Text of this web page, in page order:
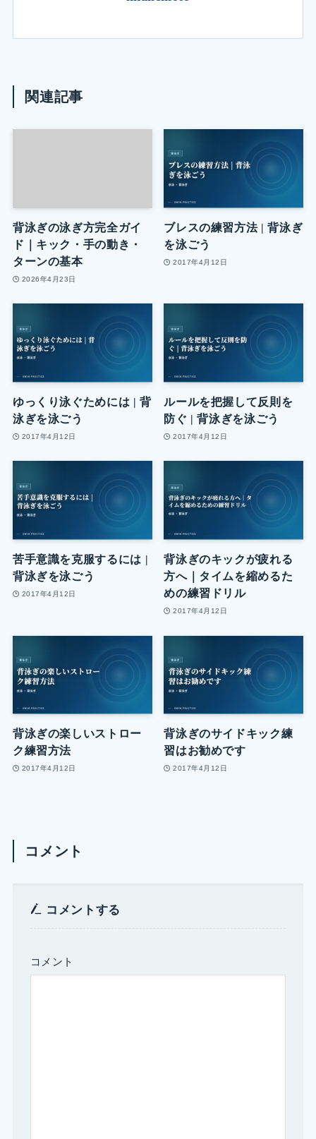
関連記事
背泳ぎの泳ぎ方完全ガイ
ド｜キック・手の動き・
ターンの基本
2026年4月23日
ブレスの練習方法 | 背泳ぎ
を泳ごう
2017年4月12日
ゆっくり泳ぐためには | 背
泳ぎを泳ごう
2017年4月12日
ルールを把握して反則を
防ぐ | 背泳ぎを泳ごう
2017年4月12日
苦手意識を克服するには |
背泳ぎを泳ごう
2017年4月12日
背泳ぎのキックが疲れる
方へ｜タイムを縮めるた
めの練習ドリル
2017年4月12日
背泳ぎの楽しいストロー
ク練習方法
2017年4月12日
背泳ぎのサイドキック練
習はお勧めです
2017年4月12日
コメント
コメントする
コメント